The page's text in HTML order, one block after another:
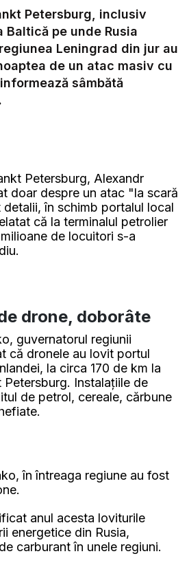
Petersburg, inclusiv
Baltică pe unde Rusia
Leningrad din jur au
de un atac masiv cu
sâmbătă
Petersburg, Alexandr
doar despre un atac "la scară
în schimb portalul local
că la terminalul petrolier
de locuitori s-a
drone, doborâte
guvernatorul regiunii
că dronele au lovit portul
la circa 170 de km la
Instalaţiile de
de petrol, cereale, cărbune
în întreaga regiune au fost
anul acesta loviturile
energetice din Rusia,
carburant în unele regiuni.